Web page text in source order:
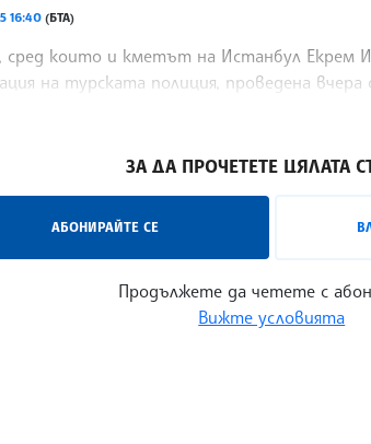
16:40 (БТА)
които и кметът на Истанбул Екрем
на турската полиция, проведена
ЗА ДА ПРОЧЕТЕТЕ ЦЯЛАТА
АБОНИРАЙТЕ СЕ
Продължете да четете с
Вижте условията